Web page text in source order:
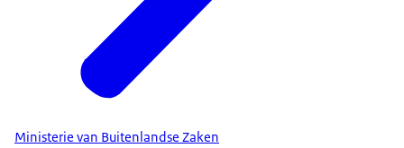
Ministerie van Buitenlandse Zaken